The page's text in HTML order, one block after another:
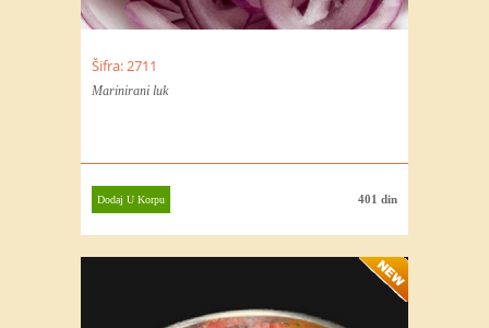
Šifra: 2711
Marinirani luk
401 din
Dodaj U Korpu